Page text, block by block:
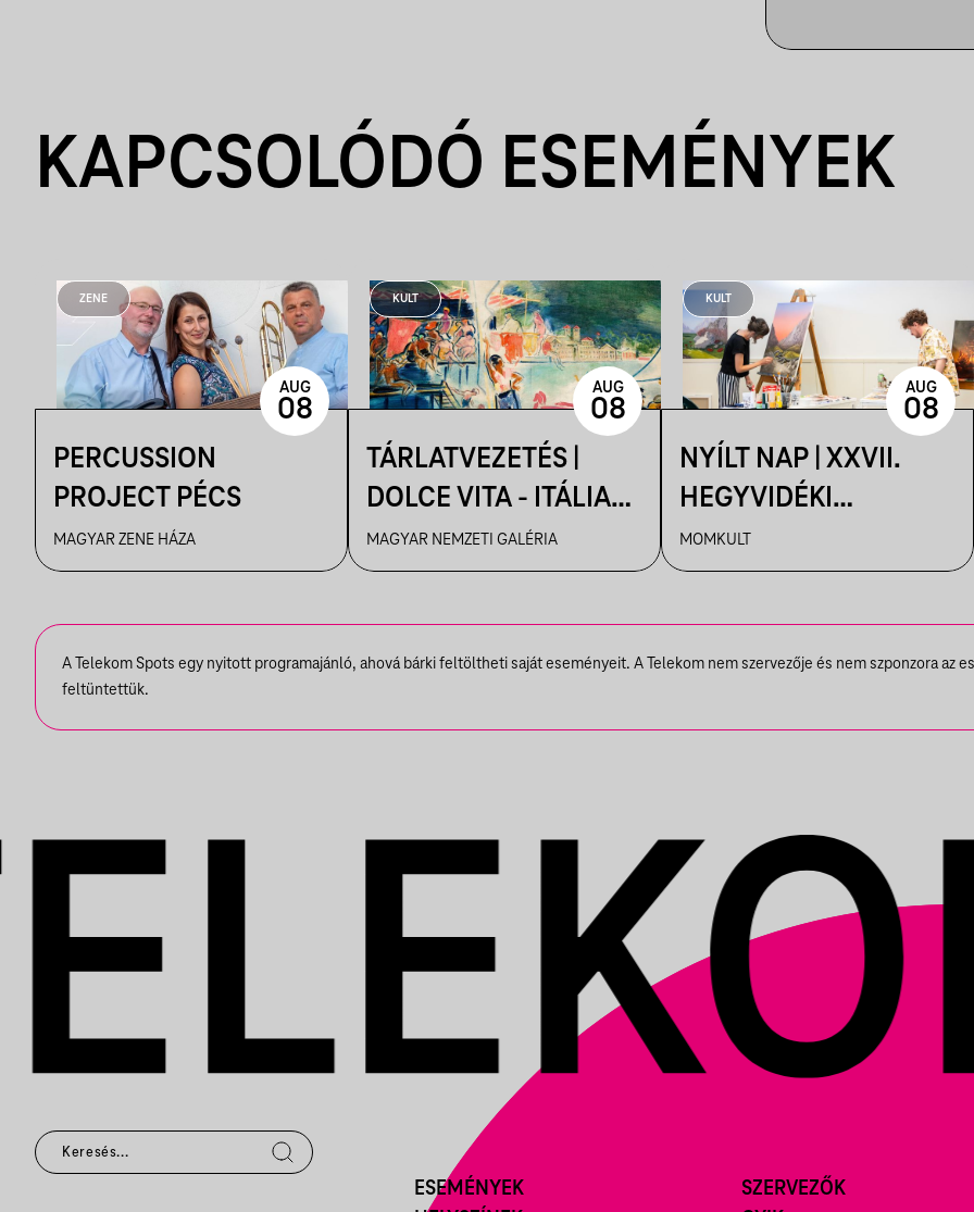
KAPCSOLÓDÓ ESEMÉNYEK
ZENE
PERCUSSION
PROJECT PÉCS
MAGYAR ZENE HÁZA
AUG
08
KULT
TÁRLATVEZETÉS |
DOLCE VITA - ITÁLIA
ÉLMÉNYE A MAGYAR
MŰVÉSZETBEN
MAGYAR NEMZETI GALÉRIA
AUG
08
KULT
NYÍLT NAP | XXVII.
HEGYVIDÉKI
NEMZETKÖZI
MŰVÉSZTELEP
MOMKULT
AUG
08
A Telekom Spots egy nyitott programajánló, ahová bárki feltöltheti saját eseményeit. A Telekom nem szervezője és nem szponzora az
feltüntettük.
ESEMÉNYEK
SZERVEZŐK